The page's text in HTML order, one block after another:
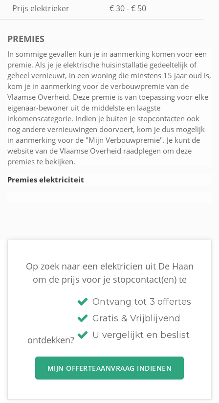
Prijs elektrieker € 30 - € 50
PREMIES
In sommige gevallen kun je in aanmerking komen voor een
premie. Als je je elektrische huisinstallatie gedeeltelijk of
geheel vernieuwt, in een woning die minstens 15 jaar oud is,
kom je in aanmerking voor de verbouwpremie van de
Vlaamse Overheid. Deze premie is van toepassing voor elke
eigenaar-bewoner uit de middelste en laagste
inkomenscategorie. Indien je buiten je stopcontacten ook
nog andere vernieuwingen doorvoert, kom je dus mogelijk
in aanmerking voor de "Mijn Verbouwpremie". Je kunt de
website van de Vlaamse Overheid raadplegen om deze
premies te bekijken.
Premies elektriciteit
Op zoek naar een elektricien uit De Haan
om de prijs voor je stopcontact(en) te
ontdekken?
Ontvang tot 3 offertes
Gratis & Vrijblijvend
U vergelijkt en beslist
MIJN OFFERTEAANVRAAG INDIENEN